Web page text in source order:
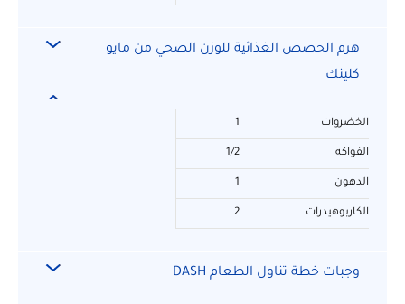
هرم الحصص الغذائية للوزن الصحي من مايو
كلينك
الخضروات 1
الفواكه 1/2
الدهون 1
الكاربوهيدرات 2
وجبات خطة تناول الطعام DASH